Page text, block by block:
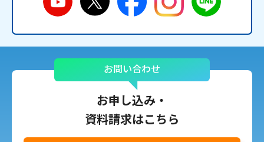
お問い合わせ
お申し込み・
資料請求はこちら